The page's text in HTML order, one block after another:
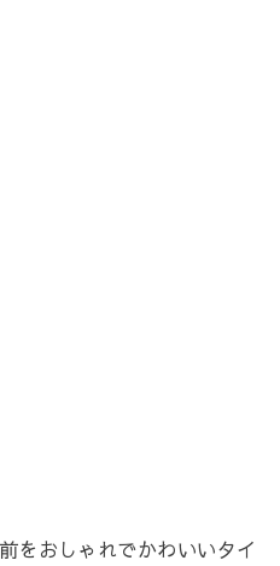
をおしゃれでかわいいタイ